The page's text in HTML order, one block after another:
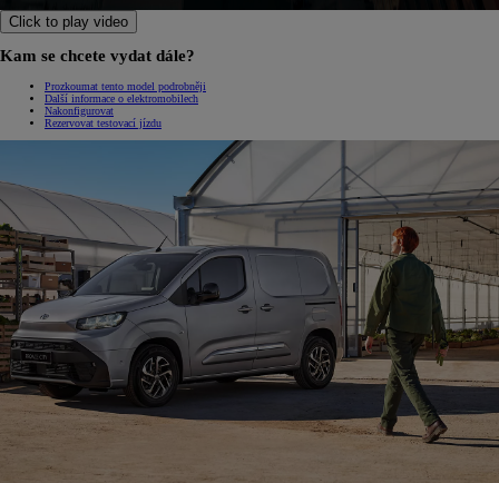
Click to play video
Kam se chcete vydat dále?
Prozkoumat tento model podrobněji
Další informace o elektromobilech
Nakonfigurovat
Rezervovat testovací jízdu